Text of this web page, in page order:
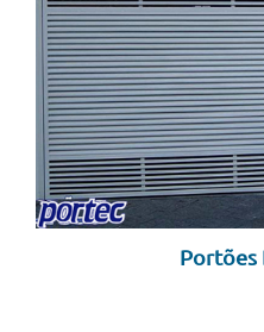
Portões